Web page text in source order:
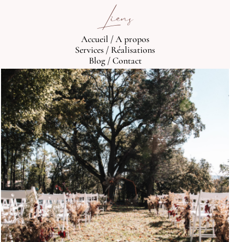
Liens
Accueil /A propos
Services / Réalisations
Blog/Contact